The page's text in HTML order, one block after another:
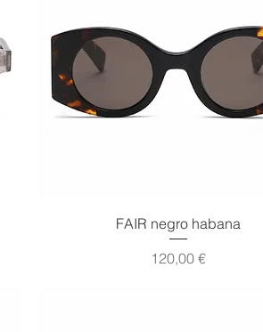
Vista rápida
FAIR negro habana
Precio
120,00 €